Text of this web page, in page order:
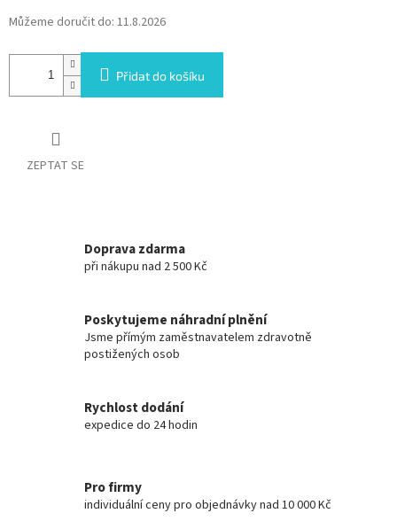
Můžeme doručit do: 11.8.2026
Přidat do košíku
ZEPTAT SE
Doprava zdarma
při nákupu nad 2 500 Kč
Poskytujeme náhradní plnění
Jsme přímým zaměstnavatelem zdravotně
postižených osob
Rychlost dodání
expedice do 24 hodin
Pro firmy
individuální ceny pro objednávky nad 10 000 Kč